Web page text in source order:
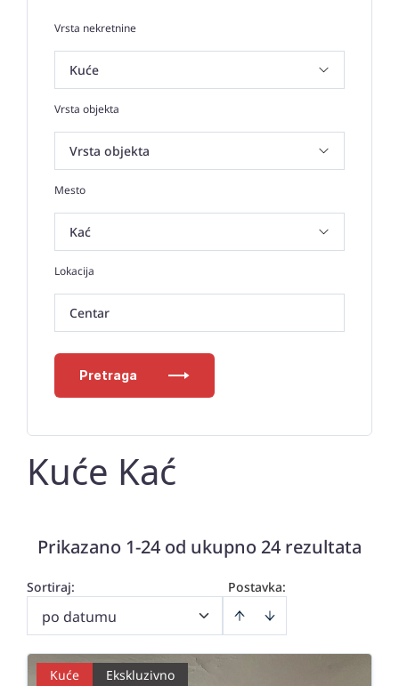
Vrsta nekretnine
Vrsta objekta
Mesto
Lokacija
Centar
Pretraga
Kuće Kać
Prikazano 1-24 od ukupno 24 rezultata
Postavka:
Sortiraj:
po datumu
Kuće Ekskluzivno